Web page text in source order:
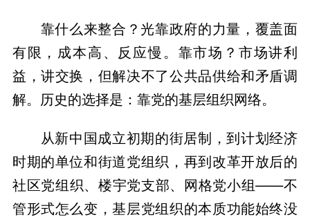
靠什么来整合？光靠政府的力量，覆盖面
有限，成本高、反应慢。靠市场？市场讲利
益，讲交换，但解决不了公共品供给和矛盾调
解。历史的选择是：靠党的基层组织网络。
从新中国成立初期的街居制，到计划经济
时期的单位和街道党组织，再到改革开放后的
社区党组织、楼宇党支部、网格党小组——不
管形式怎么变，基层党组织的本质功能始终没